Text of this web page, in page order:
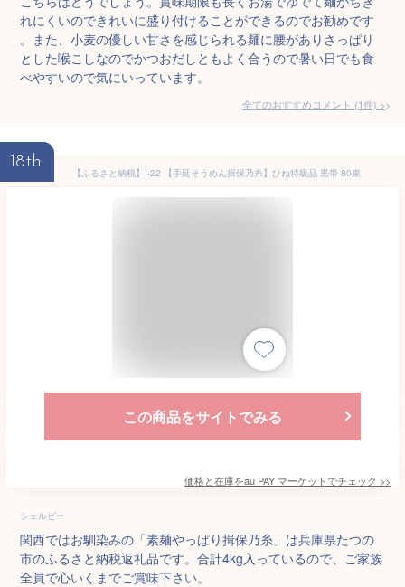
れにくいのできれいに盛り付けることができるのでお勧めです
。また、小麦の優しい甘さを感じられる麺に腰がありさっぱり
とした喉こしなのでかつおだしともよく合うので暑い日でも食
べやすいので気にいっています。
全てのおすすめコメント (1件) >
18th
【ふるさと納税】I-22 【手延そうめん揖保乃糸】ひね特級品 黒帯 80束
この商品をサイトでみる
価格と在庫をau PAY マーケットでチェック >>
シェルビー
関西ではお馴染みの「素麺やっぱり揖保乃糸」は兵庫県たつの
市のふるさと納税返礼品です。合計4kg入っているので、ご家族
全員で心いくまでご賞味下さい。